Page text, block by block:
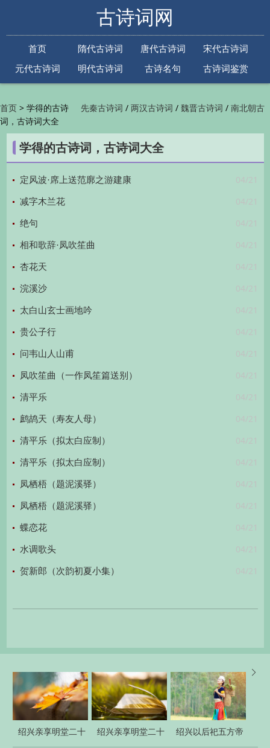
古诗词网
首页 隋代古诗词 唐代古诗词
宋代古诗词
元代古诗词
明代古诗词 古诗名句
古诗词鉴赏
先秦古诗词 /两汉古诗词 /魏晋古诗词 /南北朝古
代古诗词/金朝古诗词/元代古诗词/明代古诗词
/清代古诗词/近现代古诗词
鉴赏/古诗下一句/古诗上一句/
首页 > 学得的古诗
词，古诗词大全
学得的古诗词，古诗词大全
04/21
定风波·席上送范廓之游建康
04/21
减字木兰花
04/21
绝句
04/21
相和歌辞·凤吹笙曲
04/21
杏花天
04/21
浣溪沙
04/21
太白山玄士画地吟
04/21
贵公子行
04/21
问韦山人山甫
04/21
凤吹笙曲（一作凤笙篇送别）
04/21
清平乐
04/21
鹧鸪天（寿友人母）
04/21
清平乐（拟太白应制）
04/21
清平乐（拟太白应制）
04/21
凤栖梧（题泥溪驿）
04/21
凤栖梧（题泥溪驿）
04/21
蝶恋花
04/21
水调歌头
04/21
贺新郎（次韵初夏小集）

绍兴亲享明堂二十
绍兴亲享明堂二十
绍兴以后祀五方帝